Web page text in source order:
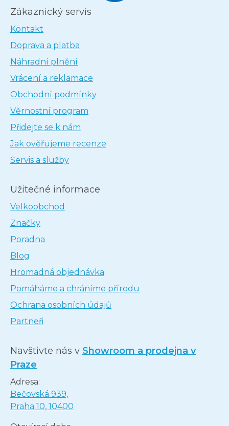
Zákaznický servis
Kontakt
Doprava a platba
Náhradní plnění
Vrácení a reklamace
Obchodní podmínky
Věrnostní program
Přidejte se k nám
Jak ověřujeme recenze
Servis a služby
Užitečné informace
Velkoobchod
Značky
Poradna
Blog
Hromadná objednávka
Pomáháme a chráníme přírodu
Ochrana osobních údajů
Partneři
Navštivte nás v Showroom a prodejna v
Praze
Adresa:
Bečovská 939,
Praha 10, 10400